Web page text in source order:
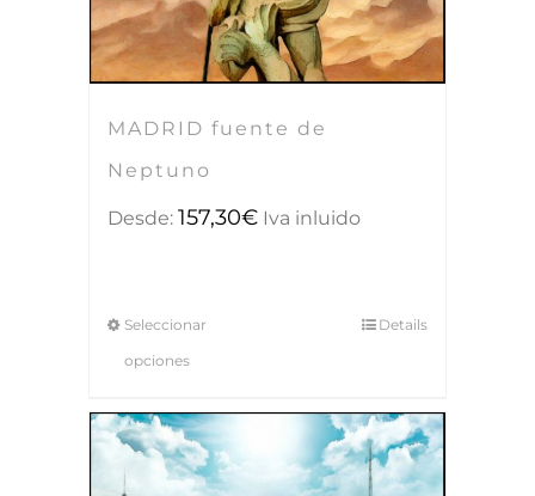
MADRID fuente de
Neptuno
Desde: 157,30€ Iva inluido
Seleccionar
opciones
Details